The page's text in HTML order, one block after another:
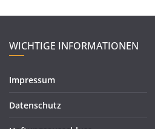
WICHTIGE INFORMATIONEN
Impressum
Datenschutz